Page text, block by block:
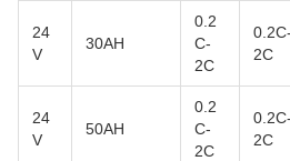
24
V
30AH
0.2
C-
2C
0.2C-
2C
24
V
50AH
0.2
C-
2C
0.2C-
2C